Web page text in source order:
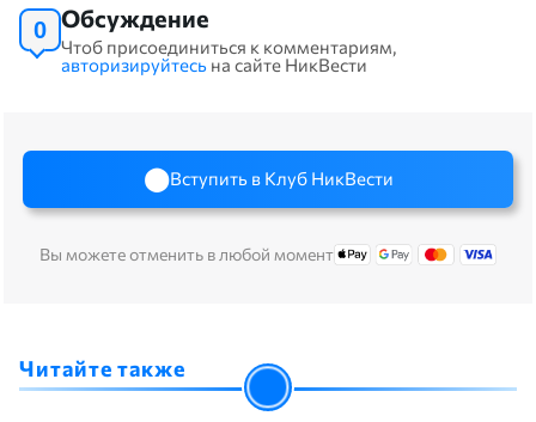
0 Обсуждение
Чтоб присоединиться к комментариям,
авторизируйтесь на сайте НикВести
Вступить в Клуб НикВести
Вы можете отменить в любой момент
Читайте также